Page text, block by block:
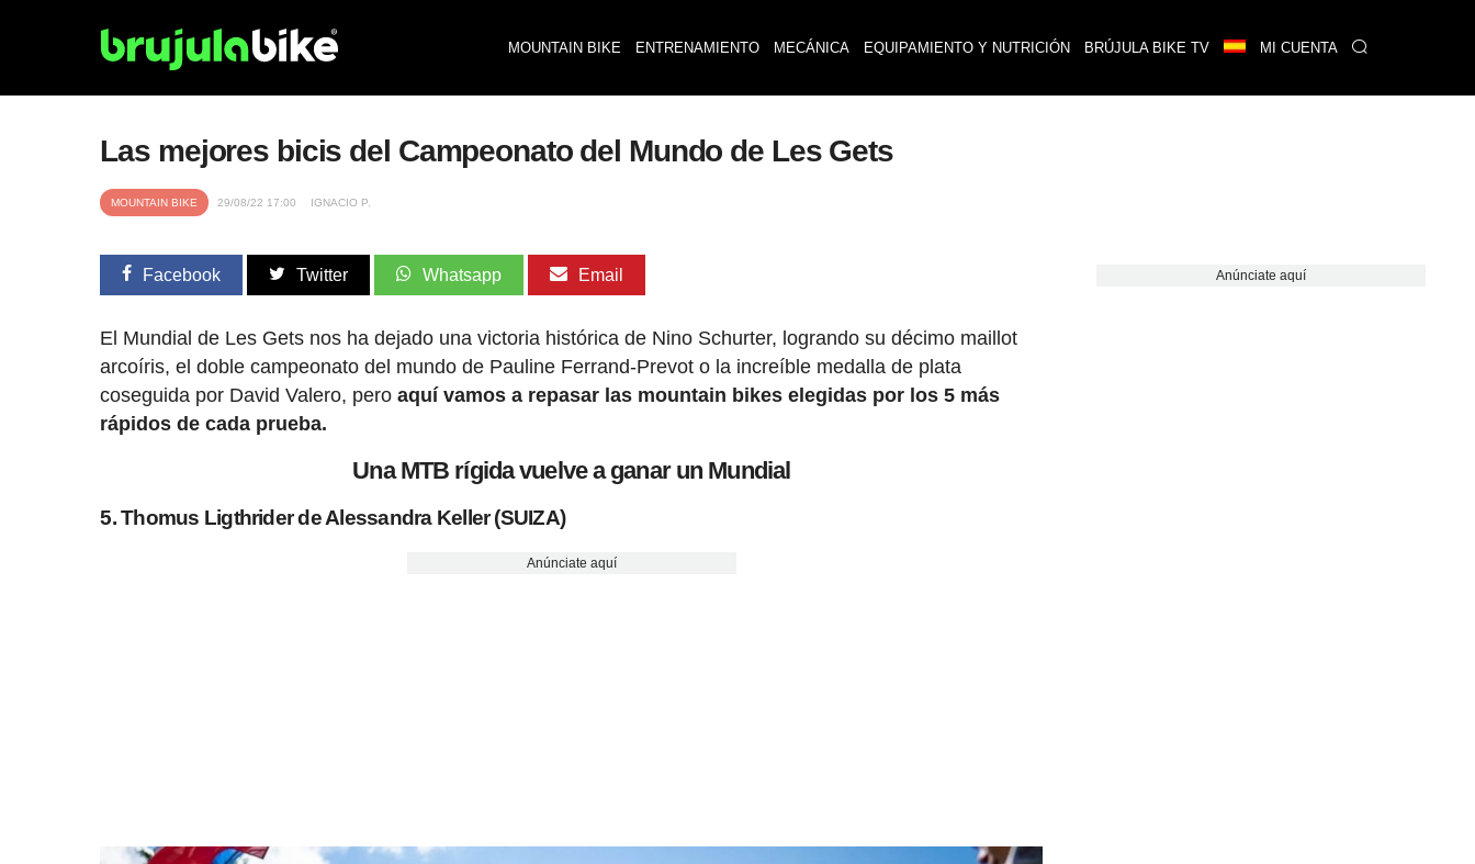
MOUNTAIN BIKE ENTRENAMIENTO MECÁNICA EQUIPAMIENTO Y NUTRICIÓN BRÚJULA BIKE TV MI CUENTA
Las mejores bicis del Campeonato del Mundo de Les Gets
MOUNTAIN BIKE 29/08/22 17:00 IGNACIO P.
Facebook Twitter Whatsapp Email
El Mundial de Les Gets nos ha dejado una victoria histórica de Nino Schurter, logrando su décimo maillot
arcoíris, el doble campeonato del mundo de Pauline Ferrand-Prevot o la increíble medalla de plata
coseguida por David Valero, peroaquí vamos a repasar las mountain bikes elegidas por los 5 más
rápidos de cada prueba.
Una MTB rígida vuelve a ganar un Mundial
5. Thomus Ligthrider de Alessandra Keller (SUIZA)
Anúnciate aquí
Anúnciate aquí